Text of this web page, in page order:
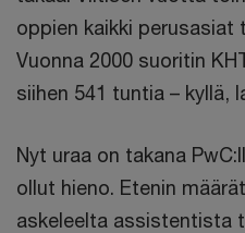
oppien kaikki perusasiat
Vuonna 2000 suoritin
siihen 541 tuntia – kyllä,
Nyt uraa on takana
ollut hieno. Etenin
askeleelta assistentista